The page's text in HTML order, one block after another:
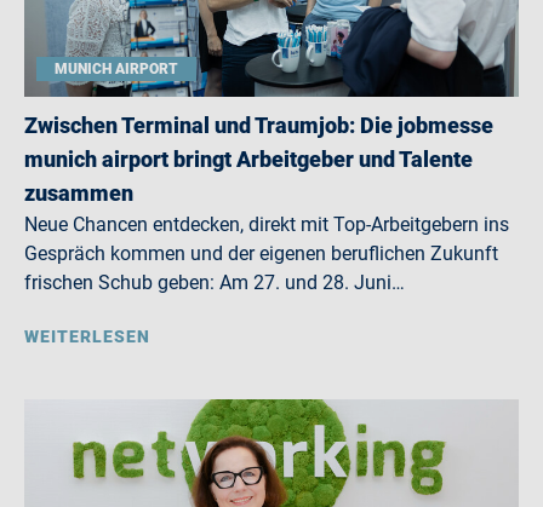
MUNICH AIRPORT
Zwischen Terminal und Traumjob: Die jobmesse
munich airport bringt Arbeitgeber und Talente
zusammen
Neue Chancen entdecken, direkt mit Top-Arbeitgebern ins
Gespräch kommen und der eigenen beruflichen Zukunft
frischen Schub geben: Am 27. und 28. Juni…
WEITERLESEN